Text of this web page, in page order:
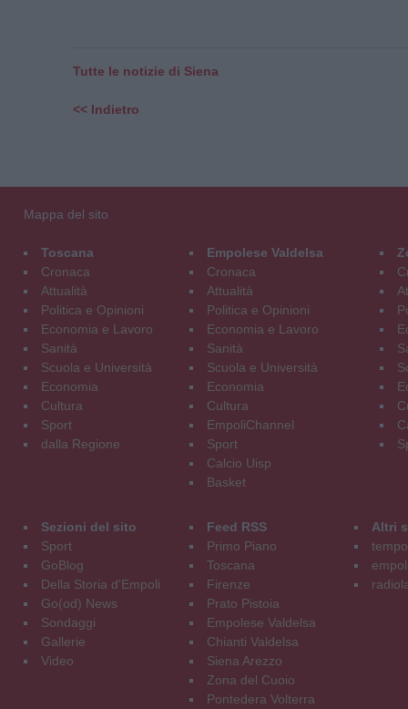
Tutte le notizie di Siena
<< Indietro
Mappa del sito
Toscana
Cronaca
Attualità
Politica e Opinioni
Economia e Lavoro
Sanità
Scuola e Università
Economia
Cultura
Sport
dalla Regione
Empolese Valdelsa
Cronaca
Attualità
Politica e Opinioni
Economia e Lavoro
Sanità
Scuola e Università
Economia
Cultura
EmpoliChannel
Sport
Calcio Uisp
Basket
Sezioni del sito
Sport
GoBlog
Della Storia d'Empoli
Go(od) News
Sondaggi
Gallerie
Video
Feed RSS
Primo Piano
Toscana
Firenze
Prato Pistoia
Empolese Valdelsa
Chianti Valdelsa
Siena Arezzo
Zona del Cuoio
Pontedera Volterra
Altri